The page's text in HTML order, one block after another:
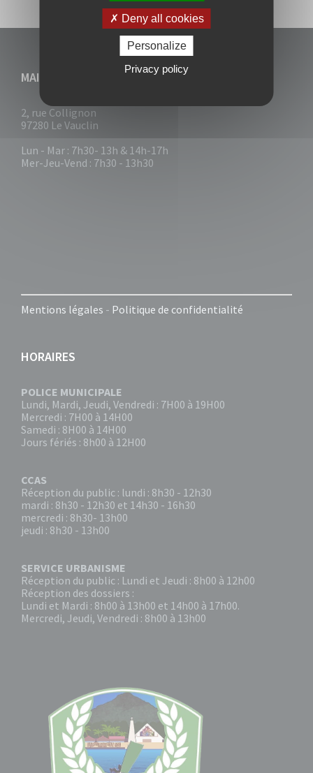
MAIRIE DU VAUCLIN
2, rue Collignon
97280 Le Vauclin
Lun - Mar : 7h30- 13h & 14h-17h
Mer-Jeu-Vend : 7h30 - 13h30
Mentions légales - Politique de confidentialité
HORAIRES
POLICE MUNICIPALE
Lundi, Mardi, Jeudi, Vendredi : 7H00 à 19H00
Mercredi : 7H00 à 14H00
Samedi : 8H00 à 14H00
Jours fériés : 8h00 à 12H00
CCAS
Réception du public : lundi : 8h30 - 12h30
mardi : 8h30 - 12h30 et 14h30 - 16h30
mercredi : 8h30- 13h00
jeudi : 8h30 - 13h00
SERVICE URBANISME
Réception du public : Lundi et Jeudi : 8h00 à 12h00
Réception des dossiers :
Lundi et Mardi : 8h00 à 13h00 et 14h00 à 17h00.
Mercredi, Jeudi, Vendredi : 8h00 à 13h00
Deny all cookies
Personalize
Privacy policy